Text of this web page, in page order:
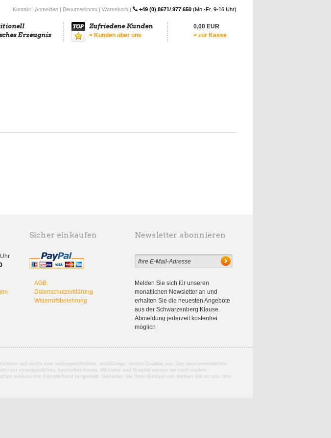
Kontakt | Anmelden | Benutzerkonto | Warenkorb | +49 (0) 8671/ 977 650 (Mo.-Fr. 9-16 Uhr)
Erzeugnis
Zufriedene Kunden
> Kunden über uns
0,00 EUR
> zur Kasse
Sicher einkaufen
AGB
Datenschutzerklärung
Widerrufsbelehrung
Newsletter abonnieren
Melden Sie sich für unseren
monatlichen Newsletter an und
erhalten Sie die neuesten Angebote
aus der Schwarzenberg Klause.
Abmeldung jederzeit kostenfrei
möglich
sich durch eine außergewöhnliche, erstklassige, reinste Qualität aus. Das sonnenverwöhnte,
ein unvergessliches, herzhaftes Aroma. Mit Liebe und Sorgfalt werden sie nach uralten,
exklusiv von Künstlerhand hergestellt. Genießen Sie Ihren Einkauf und denken Sie an uns, Ihre